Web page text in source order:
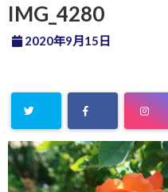
IMG_4280
2020年9月15日